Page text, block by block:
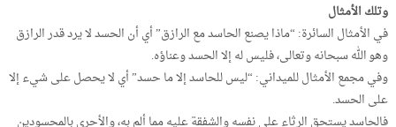
وتلك الأمثال
في الأمثال السائرة: “ماذا يصنع الحاسد مع الرازق” أي أن الحسد لا يرد قدر الرازق
وهو الله سبحانه وتعالى، فليس له إلا الحسد وعناؤه.
وفي مجمع الأمثال للميداني: “ليس للحاسد إلا ما حسد” أي لا يحصل على شيء إلا
على الحسد.
فالحاسد يستحق الرثاء على نفسه والشفقة عليه مما ألم به، والأحرى بالمحسودين